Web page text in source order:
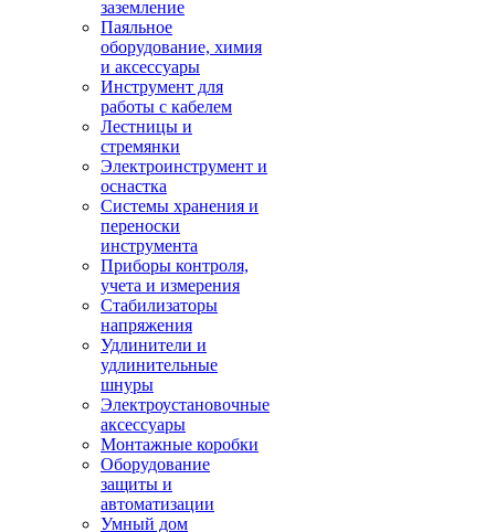
заземление
Паяльное
оборудование, химия
и аксессуары
Инструмент для
работы с кабелем
Лестницы и
стремянки
Электроинструмент и
оснастка
Системы хранения и
переноски
инструмента
Приборы контроля,
учета и измерения
Стабилизаторы
напряжения
Удлинители и
удлинительные
шнуры
Электроустановочные
аксессуары
Монтажные коробки
Оборудование
защиты и
автоматизации
Умный дом